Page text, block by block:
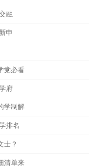
融
申
党必看
府
学制解
排名
士？
清单来